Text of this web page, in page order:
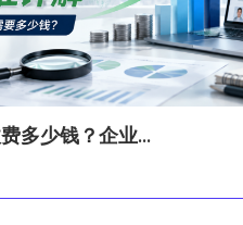
多少钱？企业...